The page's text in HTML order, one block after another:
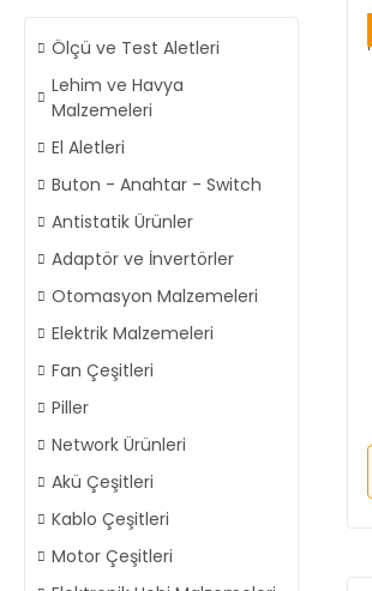
Ölçü ve Test Aletleri
Lehim ve Havya
Malzemeleri
El Aletleri
Buton - Anahtar - Switch
Antistatik Ürünler
Adaptör ve İnvertörler
Otomasyon Malzemeleri
Elektrik Malzemeleri
Fan Çeşitleri
Piller
Network Ürünleri
Akü Çeşitleri
Kablo Çeşitleri
Motor Çeşitleri